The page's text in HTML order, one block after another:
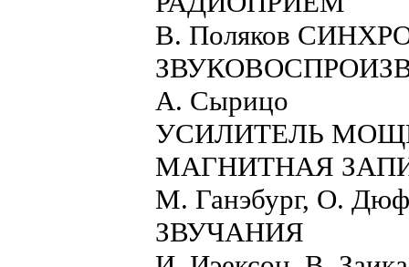
В. Поляков
А. Сырицо
УСИЛИТЕЛЬ
МАГНИТНАЯ
М. Ганэбург, О.
ЗВУЧАНИЯ